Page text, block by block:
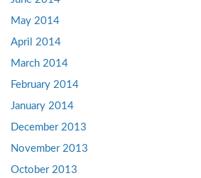
May 2014
April 2014
March 2014
February 2014
January 2014
December 2013
November 2013
October 2013